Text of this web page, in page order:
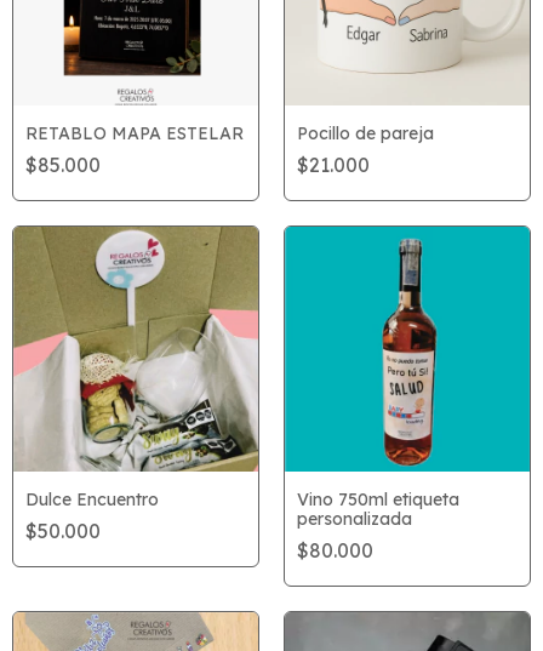
RETABLO MAPA ESTELAR
$85.000
Pocillo de pareja
$21.000
Dulce Encuentro
$50.000
Vino 750ml etiqueta
personalizada
$80.000